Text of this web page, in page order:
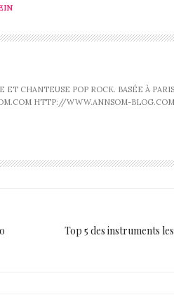
ET CHANTEUSE POP ROCK. BASÉE À
HTTP://WWW.ANNSOM-
Top 5 des instruments